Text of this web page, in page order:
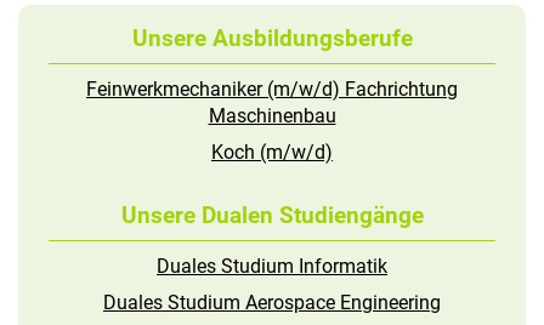
Unsere Ausbildungsberufe
Feinwerkmechaniker (m/w/d) Fachrichtung
Maschinenbau
Koch (m/w/d)
Unsere Dualen Studiengänge
Duales Studium Informatik
Duales Studium Aerospace Engineering